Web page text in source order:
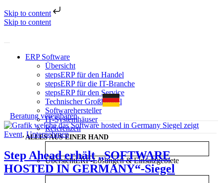
Skip to content
Skip to content
ERP Software
Übersicht
stepsERP für den Handel
stepsERP für die IT-Branche
stepsERP für den Service
Technischer Großhandel
Softwarehersteller
IT-Systemhäuser
Referenzen
ALLES AUS EINER HAND
ÜbersichtERP-Lösungen & Einsatzgebiete
Beratung vereinbaren
Event,Unternehmen
Step Ahead erhält „SOFTWARE
HOSTED IN GERMANY“-Siegel